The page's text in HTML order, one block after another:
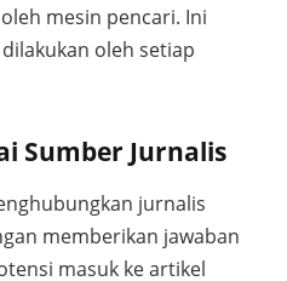
mesin pencari. Ini
oleh setiap
Sumber Jurnalis
jurnalis
memberikan jawaban
masuk ke artikel